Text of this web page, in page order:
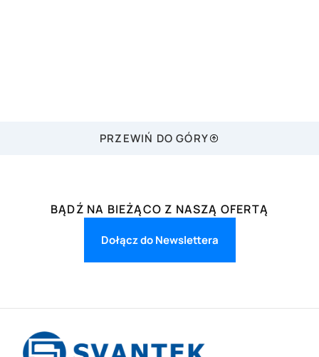
PRZEWIŃ DO GÓRY
BĄDŹ NA BIEŻĄCO Z NASZĄ OFERTĄ
Dołącz do Newslettera